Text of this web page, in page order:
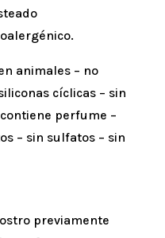
animales – no
cíclicas – sin
perfume –
– sin sulfatos – sin
previamente